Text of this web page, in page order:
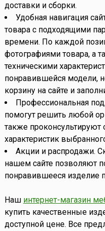
доставки и сборки.
Удобная навигация
товара с подходящими
времени. По каждой
фотографиями товара, а
техническими
понравившейся модели,
корзину на сайте и
Профессиональная
помогут решить любой
также проконсультируют
характеристик
Акции и распродажи.
нашем сайте позволяют
понравившееся изделие
Наш интернет-магазин
купить качественные
доступной цене. Все